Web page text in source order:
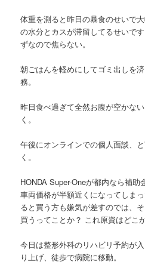
体重を測ると昨日の暴食のせいで
の水分とカスが滞留してるせいで
ずなので焦らない。
朝ごはんを軽めにしてゴミ出しを
務。
昨日食べ過ぎて全然お腹が空かな
く。
午後にオンラインでの個人面談、
く。
HONDA Super-Oneが都内なら補助
車両価格が半額近くになってしま
ると買う方も嫌気が差すのでは、
買うってことか？ これ原資はどこ
今日は整形外科のリハビリ予約が
り上げ、徒歩で病院に移動。